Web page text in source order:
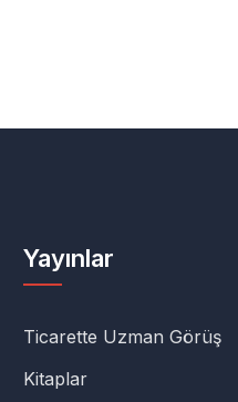
Yayınlar
Ticarette Uzman Görüş
Kitaplar